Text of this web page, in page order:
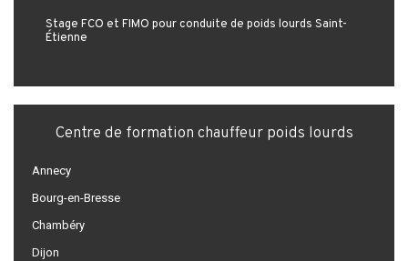
Stage FCO et FIMO pour conduite de poids lourds Saint-
Étienne
Centre de formation chauffeur poids lourds
Annecy
Bourg-en-Bresse
Chambéry
Dijon